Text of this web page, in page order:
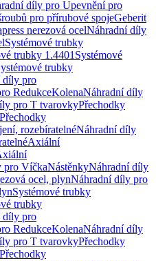
díly pro Upevnění pro
pro přírubové spojeGeberit
nerezová ocelNáhradní díly
Systémové trubky
trubky 1.4401 Systémové
trubky
díly pro
RedukceKolenaNáhradní díly
pro T tvarovkyPřechodky
rozebíratelnéNáhradní díly
Axiální
pro VíčkaNástěnkyNáhradní díly
ocel, plynNáhradní díly pro
Systémové trubky
trubky
díly pro
RedukceKolenaNáhradní díly
pro T tvarovkyPřechodky